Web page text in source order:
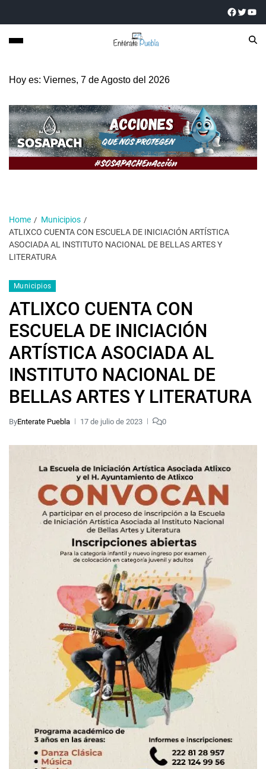
Hoy es: Viernes, 7 de Agosto del 2026
Home
Municipios
ATLIXCO CUENTA CON ESCUELA DE INICIACIÓN ARTÍSTICA
ASOCIADA AL INSTITUTO NACIONAL DE BELLAS ARTES Y
LITERATURA
Municipios
ATLIXCO CUENTA CON
ESCUELA DE INICIACIÓN
ARTÍSTICA ASOCIADA AL
INSTITUTO NACIONAL DE
BELLAS ARTES Y LITERATURA
ByEnterate Puebla 17 de julio de 2023 0